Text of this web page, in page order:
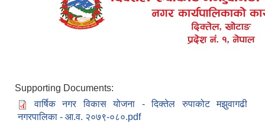
Supporting Documents:
वार्षिक नगर विकास योजना - दिक्तेल रुपाकोट मझुवागढी
नगरपालिका - आ.व. २०७९-०८०.pdf